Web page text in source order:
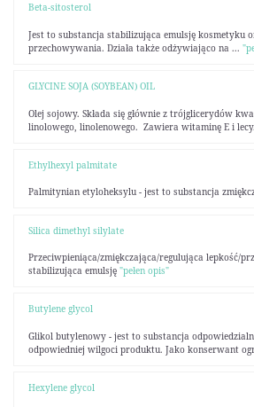
Beta-sitosterol
Jest to substancja stabilizująca emulsję kosmetyku
przechowywania. Działa także odżywiająco na ...
GLYCINE SOJA (SOYBEAN) OIL
Olej sojowy. Składa się głównie z trójglicerydów
linolowego, linolenowego. Zawiera witaminę E i
Ethylhexyl palmitate
Palmitynian etyloheksylu - jest to substancja
Silica dimethyl silylate
Przeciwpieniąca/zmiękczająca/regulująca lepkość/
stabilizująca emulsję "pełen opis"
Butylene glycol
Glikol butylenowy - jest to substancja
odpowiedniej wilgoci produktu. Jako konserwant
Hexylene glycol